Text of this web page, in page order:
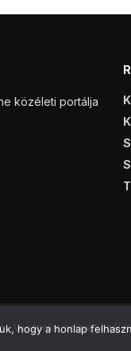
közéleti portálja
- Veszprém online
hogy a honlap